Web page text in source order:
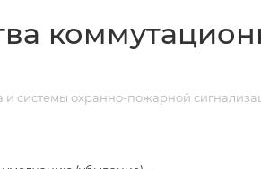
и системы охранно-пожарной